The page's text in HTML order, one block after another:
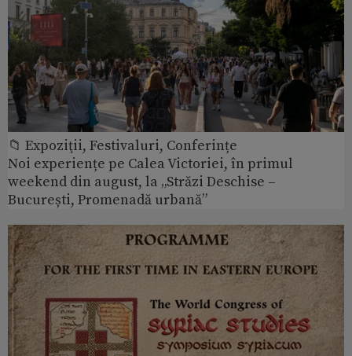
📁 Expoziţii, Festivaluri, Conferințe
Noi experiențe pe Calea Victoriei, în primul
weekend din august, la „Străzi Deschise –
București, Promenadă urbană”